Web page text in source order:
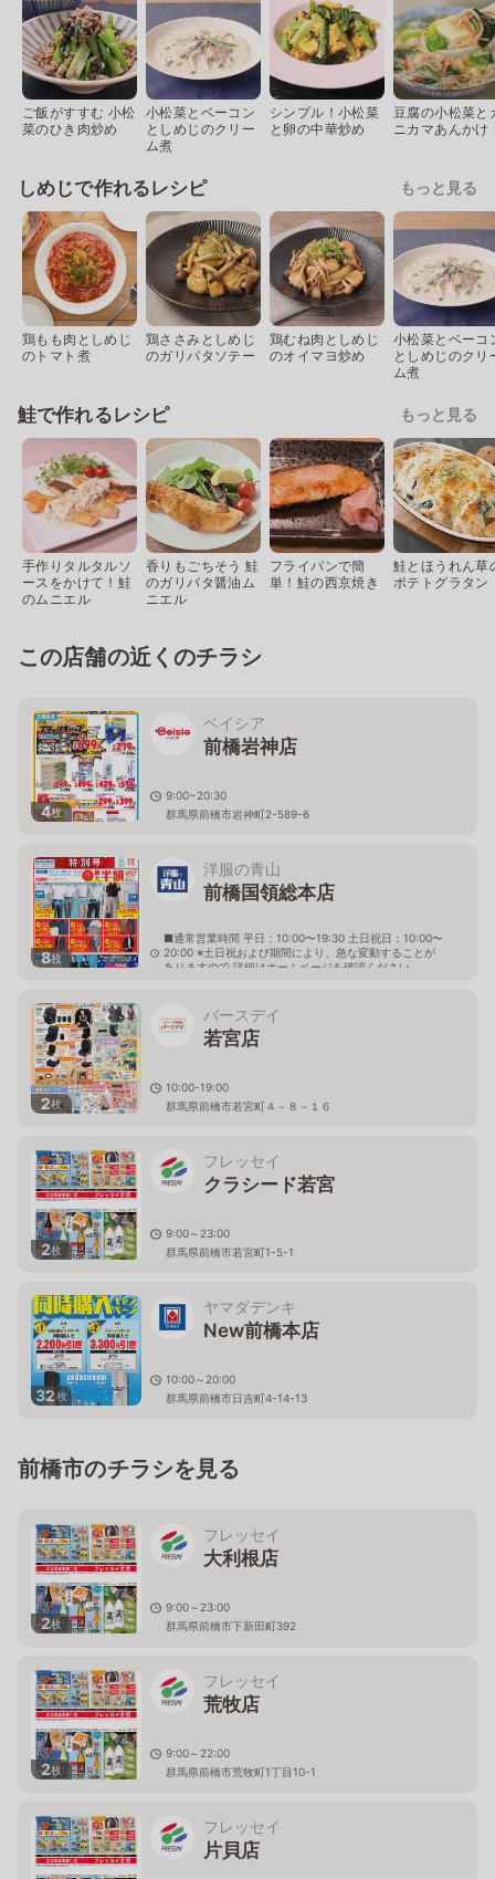
ご飯がすすむ 小松
菜のひき肉炒め
小松菜とベーコン
としめじのクリー
ム煮
シンプル！小松菜
と卵の中華炒め
豆腐の小松菜と
ニカマあんかけ
しめじで作れるレシピ もっと見る
鶏もも肉としめじ
のトマト煮
鶏ささみとしめじ
のガリバタソテー
鶏むね肉としめじ
のオイマヨ炒め
小松菜とベーコ
としめじのクリ
ム煮
鮭で作れるレシピ もっと見る
手作りタルタルソ
ースをかけて！鮭
のムニエル
香りもごちそう 鮭
のガリバタ醤油ム
ニエル
フライパンで簡
単！鮭の西京焼き
鮭とほうれん草
ポテトグラタン
この店舗の近くのチラシ
4枚
ベイシア
前橋岩神店
9:00~20:30
群馬県前橋市岩神町2-589-6
8枚
洋服の青山
前橋国領総本店
■通常営業時間 平日：10:00〜19:30 土日祝日：10:00〜
20:00 ※土日祝および期間により、急な変動することが
ありますので 詳細はホームページを確認ください
2枚
バースデイ
若宮店
10:00-19:00
群馬県前橋市若宮町４－８－１６
2枚
フレッセイ
クラシード若宮
9:00～23:00
群馬県前橋市若宮町1-5-1
32枚
ヤマダデンキ
New前橋本店
10:00～20:00
群馬県前橋市日吉町4-14-13
前橋市のチラシを見る
2枚
フレッセイ
大利根店
9:00～23:00
群馬県前橋市下新田町392
2枚
フレッセイ
荒牧店
9:00～22:00
群馬県前橋市荒牧町1丁目10-1
フレッセイ
片貝店